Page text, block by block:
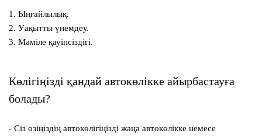
1. Ыңғайлылық.
2. Уақытты үнемдеу.
3. Мәміле қауіпсіздігі.
Көлігіңізді қандай автокөлікке айырбастауға
болады?
- Сіз өзіңіздің автокөлігіңізді жаңа автокөлікке немесе